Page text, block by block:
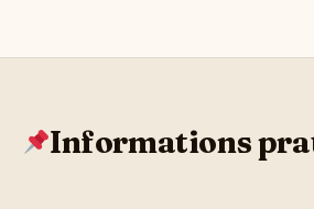
Informations